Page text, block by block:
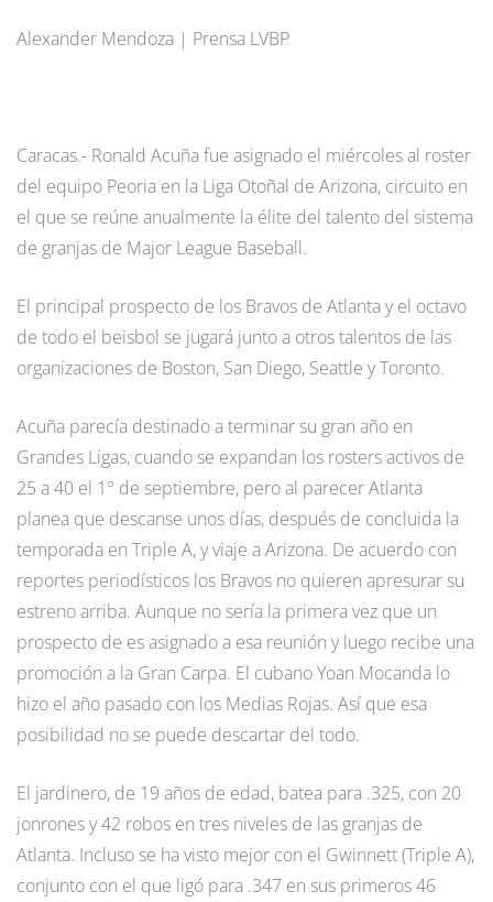
Alexander Mendoza | Prensa LVBP
Caracas.- Ronald Acuña fue asignado el miércoles al roster
del equipo Peoria en la Liga Otoñal de Arizona, circuito en
el que se reúne anualmente la élite del talento del sistema
de granjas de Major League Baseball.
El principal prospecto de los Bravos de Atlanta y el octavo
de todo el beisbol se jugará junto a otros talentos de las
organizaciones de Boston, San Diego, Seattle y Toronto.
Acuña parecía destinado a terminar su gran año en
Grandes Ligas, cuando se expandan los rosters activos de
25 a 40 el 1° de septiembre, pero al parecer Atlanta
planea que descanse unos días, después de concluida la
temporada en Triple A, y viaje a Arizona. De acuerdo con
reportes periodísticos los Bravos no quieren apresurar su
estreno arriba. Aunque no sería la primera vez que un
prospecto de es asignado a esa reunión y luego recibe una
promoción a la Gran Carpa. El cubano Yoan Mocanda lo
hizo el año pasado con los Medias Rojas. Así que esa
posibilidad no se puede descartar del todo.
El jardinero, de 19 años de edad, batea para .325, con 20
jonrones y 42 robos en tres niveles de las granjas de
Atlanta. Incluso se ha visto mejor con el Gwinnett (Triple A),
conjunto con el que ligó para .347 en sus primeros 46